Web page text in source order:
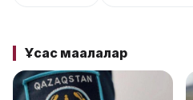
Ұқсас мақалалар